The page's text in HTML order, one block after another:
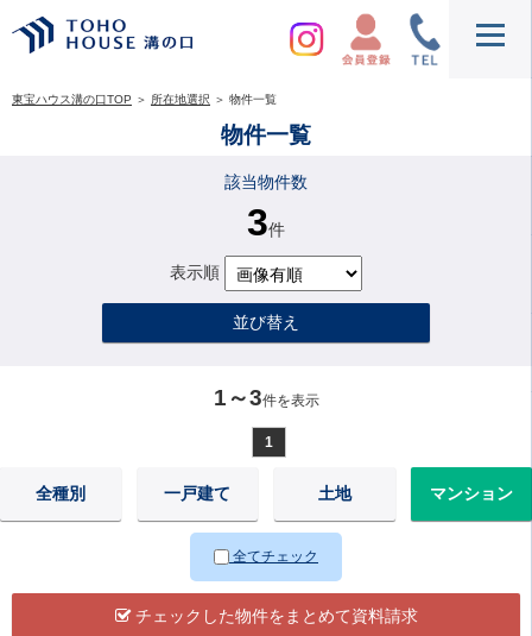
東宝ハウス溝の口TOP ＞ 所在地選択 ＞ 物件一覧
物件一覧
該当物件数
3件
表示順
並び替え
1～3件を表示
1
全種別 一戸建て 土地 マンション
全てチェック
チェックした物件をまとめて資料請求